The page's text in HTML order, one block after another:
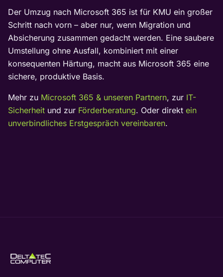
Der Umzug nach Microsoft 365 ist für KMU ein großer
Schritt nach vorn – aber nur, wenn Migration und
Absicherung zusammen gedacht werden. Eine saubere
Umstellung ohne Ausfall, kombiniert mit einer
konsequenten Härtung, macht aus Microsoft 365 eine
sichere, produktive Basis.
Mehr zu Microsoft 365 & unseren Partnern, zur IT-
Sicherheit und zur Förderberatung. Oder direkt ein
unverbindliches Erstgespräch vereinbaren.